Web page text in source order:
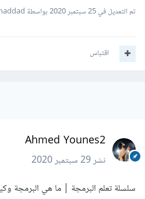
تم التعديل في25 سبتمبر 2020 بواسطة omar haddad
اقتباس
Ahmed Younes2
نشر29 سبتمبر 2020
سلسلة تعلم البرمجة | ما هي البرمجة